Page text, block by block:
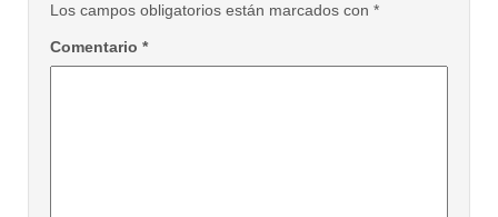
Los campos obligatorios están marcados con *
Comentario *